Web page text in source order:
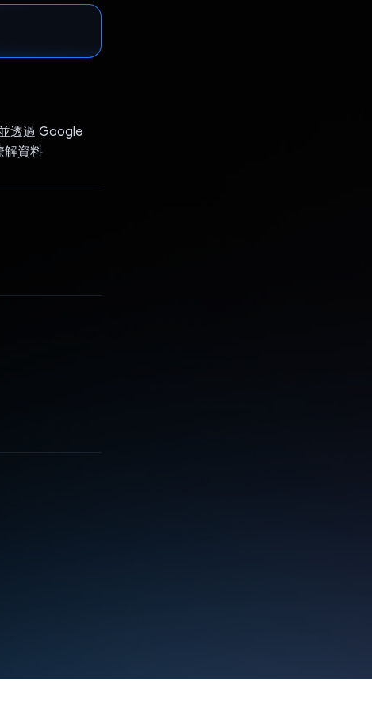
透過 Google
解資料